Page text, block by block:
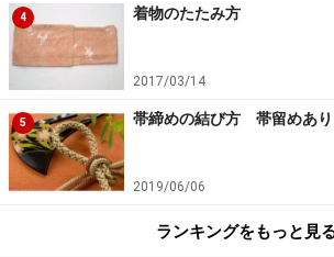
4 着物のたたみ方
2017/03/14
5 帯締めの結び方 帯留めあり
2019/06/06
ランキングをもっと見